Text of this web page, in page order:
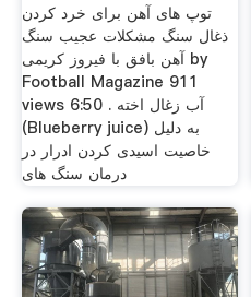
توپ های آهن برای خرد کردن
ذغال سنگ مشکلات عجیب سنگ
آهن بافق با فیروز کریمی by
Football Magazine 911
views 6:50 . آب زغال اخته
(Blueberry juice) به دلیل
خاصیت اسیدی کردن ادرار در
درمان سنگ های